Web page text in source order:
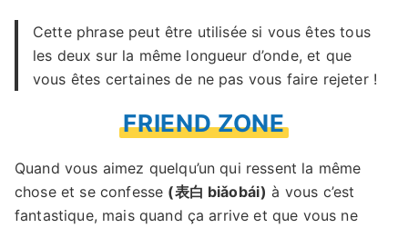
Cette phrase peut être utilisée si vous êtes tous
les deux sur la même longueur d’onde, et que
vous êtes certaines de ne pas vous faire rejeter !
FRIEND ZONE
Quand vous aimez quelqu’un qui ressent la même
chose et se confesse (表白 biǎobái) à vous c’est
fantastique, mais quand ça arrive et que vous ne